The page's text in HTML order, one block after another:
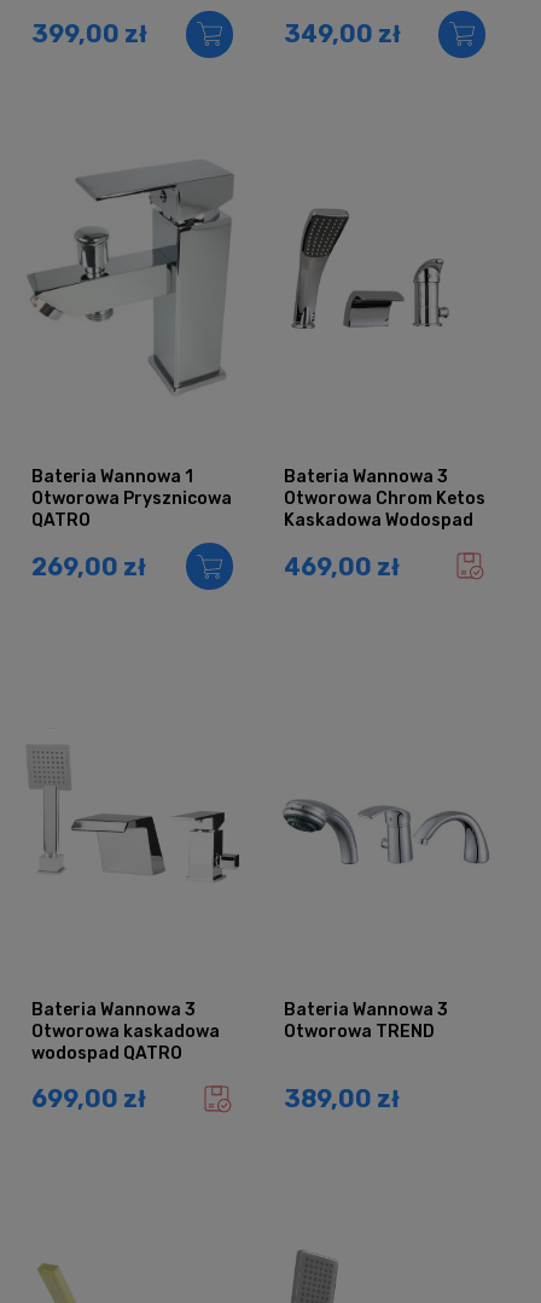
399,00 zł 349,00 zł
Bateria Wannowa 1
Otworowa Prysznicowa
QATRO
269,00 zł
Bateria Wannowa 3
Otworowa Chrom Ketos
Kaskadowa Wodospad
469,00 zł
Bateria Wannowa 3
Otworowa kaskadowa
wodospad QATRO
699,00 zł
Bateria Wannowa 3
Otworowa TREND
389,00 zł